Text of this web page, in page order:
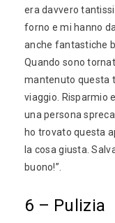
era davvero
forno e mi hanno
anche fantastiche
Quando sono
mantenuto questa
viaggio. Risparmio
una persona
ho trovato questa
la cosa giusta.
buono!”.
6 – Pulizia